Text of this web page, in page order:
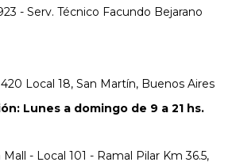
- Serv. Técnico Facundo Bejarano
Local 18, San Martín, Buenos Aires
Lunes a domingo de 9 a 21 hs.
- Local 101 - Ramal Pilar Km 36.5,